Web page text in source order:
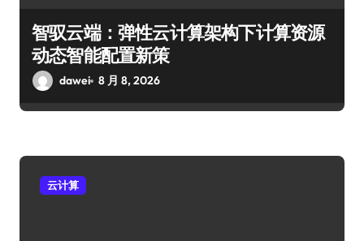
智驭云端：弹性云计算架构下计算资源
动态智能配置新策
dawei 8 月 8, 2026
云计算